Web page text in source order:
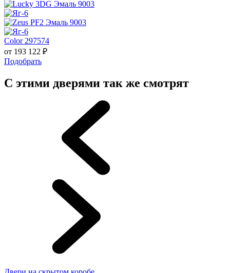
Color 297574
от 193 122 ₽
Подобрать
С этими дверями так же смотрят